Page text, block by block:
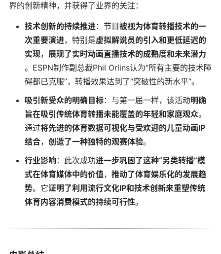
界的创新精神，并获得了业界的关注：
​技术创新的持续推进​​：节目​​被视为体育转播技术的一
次重要演进​​，特别是​​虚拟解说员的引入和更低延迟的
实现​​，​ ​展现了实时动画直播技术的成熟度和未来潜力​
。ESPN制作副总裁Phil Orlins认为“所有主要的技术障
碍都已克服”，转播效果达到了“突破性的新水平”。
​吸引新受众的明确目标​​：与第一届一样，该活动​​明确
旨在吸引传统体育转播未能覆盖的年轻和家庭观众​​。
通过​​将先进的体育数据可视化与受欢迎的儿童动画IP
结合​​，​ ​创造了一种独特的观赛体验​​。
​行业影响​​：此次成功​​进一步巩固了这种“另类转播”模
式在体育媒体中的价值​​，​ ​推动了体育娱乐化的发展趋
势​​。它​​证明了利用流行文化IP和技术创新来重塑传统
体育内容消费模式的持续可行性​​。